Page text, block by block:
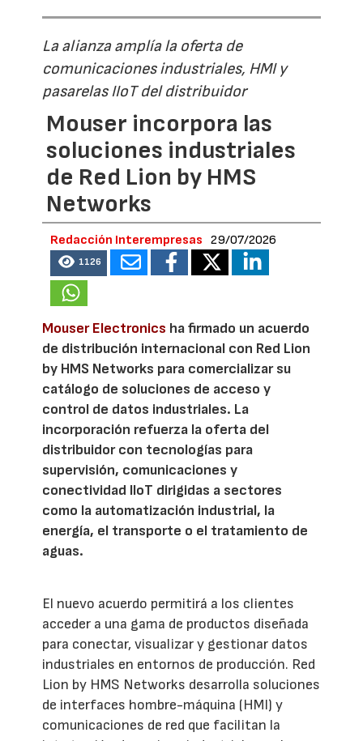
La alianza amplía la oferta de
comunicaciones industriales, HMI y
pasarelas IIoT del distribuidor
Mouser incorpora las
soluciones industriales
de Red Lion by HMS
Networks
Redacción Interempresas 29/07/2026
1126
Mouser Electronics ha firmado un acuerdo
de distribución internacional con Red Lion
by HMS Networks para comercializar su
catálogo de soluciones de acceso y
control de datos industriales. La
incorporación refuerza la oferta del
distribuidor con tecnologías para
supervisión, comunicaciones y
conectividad IIoT dirigidas a sectores
como la automatización industrial, la
energía, el transporte o el tratamiento de
aguas.
El nuevo acuerdo permitirá a los clientes
acceder a una gama de productos diseñada
para conectar, visualizar y gestionar datos
industriales en entornos de producción. Red
Lion by HMS Networks desarrolla soluciones
de interfaces hombre-máquina (HMI) y
comunicaciones de red que facilitan la